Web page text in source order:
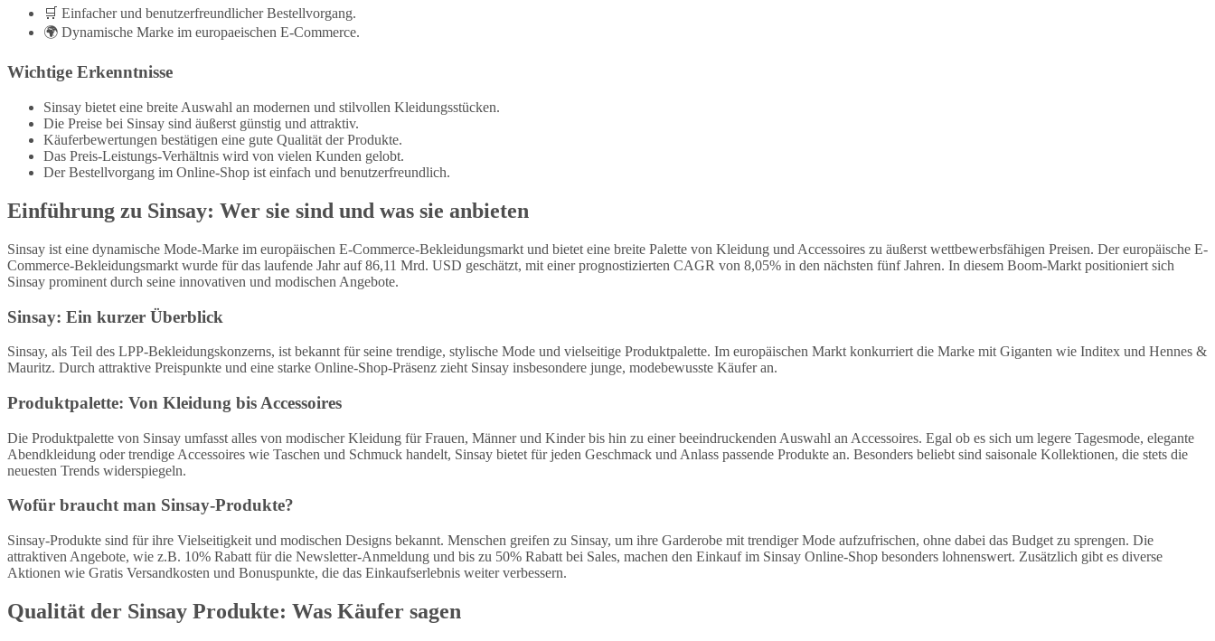
🛒 Einfacher und benutzerfreundlicher Bestellvorgang.
🌍 Dynamische Marke im europaeischen E-Commerce.
Wichtige Erkenntnisse
Sinsay bietet eine breite Auswahl an modernen und stilvollen Kleidungsstücken.
Die Preise bei Sinsay sind äußerst günstig und attraktiv.
Käuferbewertungen bestätigen eine gute Qualität der Produkte.
Das Preis-Leistungs-Verhältnis wird von vielen Kunden gelobt.
Der Bestellvorgang im Online-Shop ist einfach und benutzerfreundlich.
Einführung zu Sinsay: Wer sie sind und was sie anbieten
Sinsay ist eine dynamische Mode-Marke im europäischen E-Commerce-Bekleidungsmarkt und bietet eine breite Palette von Kleidung und Accessoires zu äußerst wettbewerbsfähigen Preisen. Der europäische E-
Commerce-Bekleidungsmarkt wurde für das laufende Jahr auf 86,11 Mrd. USD geschätzt, mit einer prognostizierten CAGR von 8,05% in den nächsten fünf Jahren. In diesem Boom-Markt positioniert sich
Sinsay prominent durch seine innovativen und modischen Angebote.
Sinsay: Ein kurzer Überblick
Sinsay, als Teil des LPP-Bekleidungskonzerns, ist bekannt für seine trendige, stylische Mode und vielseitige Produktpalette. Im europäischen Markt konkurriert die Marke mit Giganten wie Inditex und Hennes &
Mauritz. Durch attraktive Preispunkte und eine starke Online-Shop-Präsenz zieht Sinsay insbesondere junge, modebewusste Käufer an.
Produktpalette: Von Kleidung bis Accessoires
Die Produktpalette von Sinsay umfasst alles von modischer Kleidung für Frauen, Männer und Kinder bis hin zu einer beeindruckenden Auswahl an Accessoires. Egal ob es sich um legere Tagesmode, elegante
Abendkleidung oder trendige Accessoires wie Taschen und Schmuck handelt, Sinsay bietet für jeden Geschmack und Anlass passende Produkte an. Besonders beliebt sind saisonale Kollektionen, die stets die
neuesten Trends widerspiegeln.
Wofür braucht man Sinsay-Produkte?
Sinsay-Produkte sind für ihre Vielseitigkeit und modischen Designs bekannt. Menschen greifen zu Sinsay, um ihre Garderobe mit trendiger Mode aufzufrischen, ohne dabei das Budget zu sprengen. Die
attraktiven Angebote, wie z.B. 10% Rabatt für die Newsletter-Anmeldung und bis zu 50% Rabatt bei Sales, machen den Einkauf im Sinsay Online-Shop besonders lohnenswert. Zusätzlich gibt es diverse
Aktionen wie Gratis Versandkosten und Bonuspunkte, die das Einkaufserlebnis weiter verbessern.
Qualität der Sinsay Produkte: Was Käufer sagen